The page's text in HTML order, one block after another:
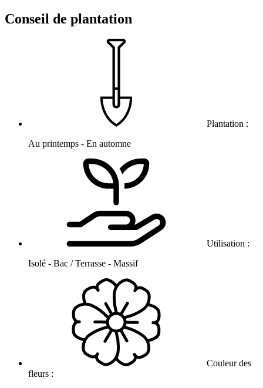
Conseil de plantation
Plantation :
Au printemps - En automne
Utilisation :
Isolé - Bac / Terrasse - Massif
Couleur des
fleurs :